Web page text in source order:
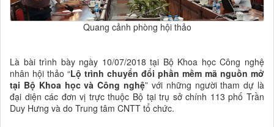
Quang cảnh phòng hội thảo
Là bài trình bày ngày 10/07/2018 tại Bộ Khoa học Công nghệ
nhân hội thảo “Lộ trình chuyển đổi phần mềm mã nguồn mở
tại Bộ Khoa học và Công nghệ” với những người tham dự là
đại diện các đơn vị trực thuộc Bộ tại trụ sở chính 113 phố Trần
Duy Hưng và do Trung tâm CNTT tổ chức.